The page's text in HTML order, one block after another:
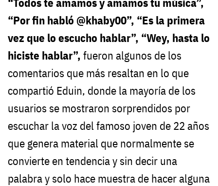
“Por fin habló @khaby00”, “Es la primera
vez que lo escucho hablar”, “Wey, hasta lo
hiciste hablar”, fueron algunos de los
comentarios que más resaltan en lo que
compartió Eduin, donde la mayoría de los
usuarios se mostraron sorprendidos por
escuchar la voz del famoso joven de 22 años
que genera material que normalmente se
convierte en tendencia y sin decir una
palabra y solo hace muestra de hacer alguna